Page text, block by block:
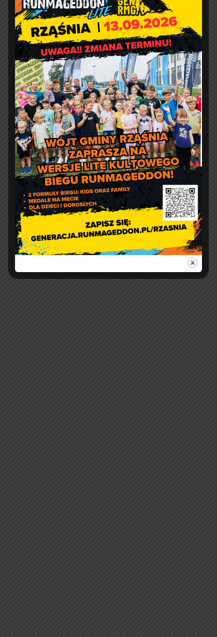
pon.: 9:00 – 17:00
wt. – pt.: 7:30 – 15:30
Jakość powietrza